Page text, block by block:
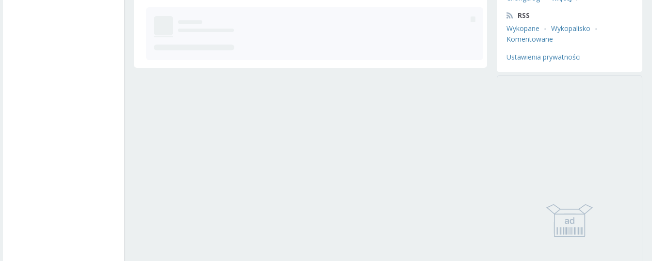
RSS
Wykopane
Wykopalisko
Komentowane
Ustawienia prywatności